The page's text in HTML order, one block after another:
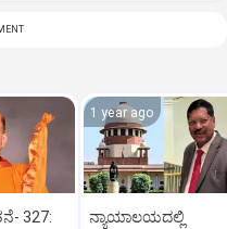
327:
1 year ago
ನ್ಯಾಯಾಲಯದಲ್ಲಿ